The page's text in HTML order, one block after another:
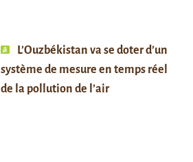
L’Ouzbékistan va se doter d’un
système de mesure en temps réel
de la pollution de l’air